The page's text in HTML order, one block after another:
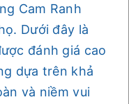
Cam Ranh
Dưới đây là
đánh giá cao
dựa trên khả
và niềm vui